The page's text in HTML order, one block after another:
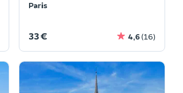
Paris
33 € 4,6(16)